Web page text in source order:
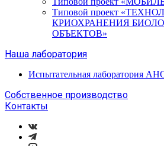
Типовой проект
КРИОХРАНЕНИЯ
ОБЪЕКТОВ»
Наша лаборатория
Испытательная лаборатория
Собственное производство
Контакты